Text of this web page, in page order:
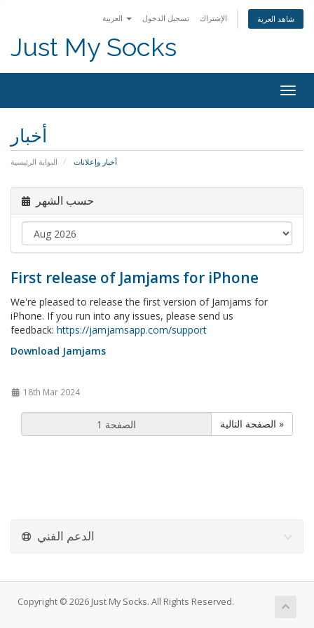
تسجيل الدخول الإشتراك شاهد العربة
Just My Socks
أخبار
البوابة الرئيسية أخبار وإعلانات
حسب الشهر
First release of Jamjams for iPhone
We're pleased to release the first version of Jamjams for
iPhone. If you run into any issues, please send us
feedback: https://jamjamsapp.com/support
Download Jamjams
18th Mar 2024
الصفحة التالية »
الدعم الفني
Copyright © 2026 Just My Socks. All Rights Reserved.